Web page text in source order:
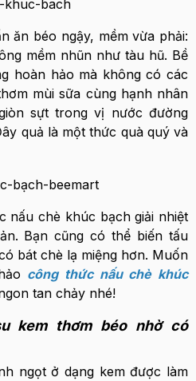
ăn béo ngậy, mềm vừa phải:
mềm nhũn như tàu hũ. Bề
hoàn hảo mà không có các
mùi sữa cùng hạnh nhân
sựt trong vị nước đường
quả là một thức quà quý và
nấu chè khúc bạch giải nhiệt
Bạn cũng có thể biến tấu
bát chè lạ miệng hơn. Muốn
công thức nấu chè khúc
tan chảy nhé!
kem thơm béo nhờ có
ngọt ở dạng kem được làm